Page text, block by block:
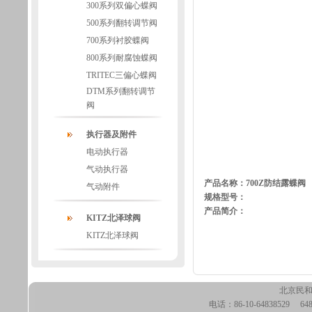
300系列双偏心蝶阀
500系列翻转调节阀
700系列衬胶蝶阀
800系列耐腐蚀蝶阀
TRITEC三偏心蝶阀
DTM系列翻转调节
阀
执行器及附件
电动执行器
气动执行器
气动附件
KITZ北泽球阀
KITZ北泽球阀
产品名称：700Z防结露蝶阀
规格型号：
产品简介：
北京民
电话：86-10-64838529